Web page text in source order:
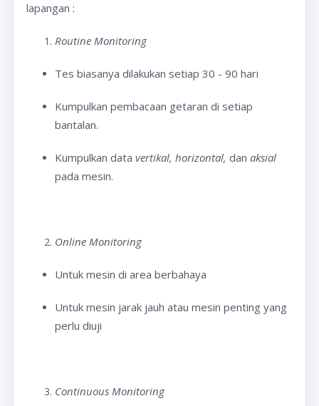
lapangan :
Routine Monitoring
Tes biasanya dilakukan setiap 30 - 90 hari
Kumpulkan pembacaan getaran di setiap
bantalan.
Kumpulkan data vertikal, horizontal, dan aksial
pada mesin.
Online Monitoring
Untuk mesin di area berbahaya
Untuk mesin jarak jauh atau mesin penting yang
perlu diuji
Continuous Monitoring